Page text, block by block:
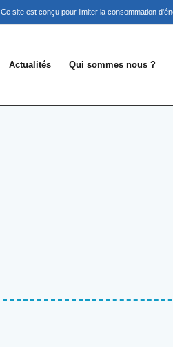
Ce site est conçu pour limiter la consommation
Actualités Qui sommes nous ?